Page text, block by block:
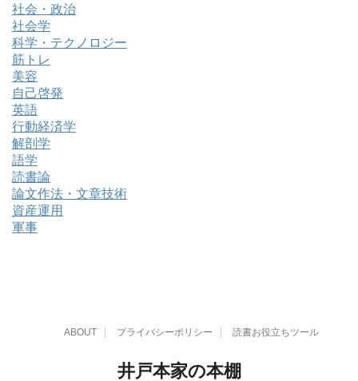
社会・政治
社会学
科学・テクノロジー
筋トレ
美容
自己啓発
英語
行動経済学
解剖学
語学
読書論
論文作法・文章技術
資産運用
軍事
ABOUT プライバシーポリシー 読書お役立ちツール
井戸本家の本棚